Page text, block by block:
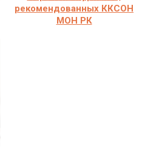
рекомендованных ККСОН
МОН РК